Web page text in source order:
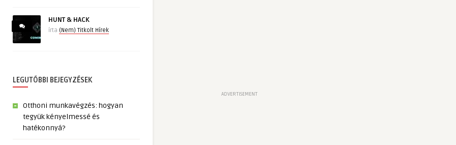
HUNT & HACK
írta (Nem) Titkolt Hírek
LEGUTÓBBI BEJEGYZÉSEK
Otthoni munkavégzés: hogyan
tegyük kényelmessé és
hatékonnyá?
ADVERTISEMENT